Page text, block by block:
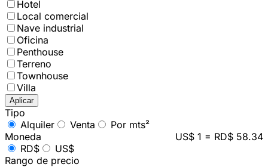
Hotel
Local comercial
Nave industrial
Oficina
Penthouse
Terreno
Townhouse
Villa
Aplicar
Tipo
Alquiler
Venta
Por mts²
Moneda
US$ 1 = RD$ 58.34
RD$
US$
Rango de precio